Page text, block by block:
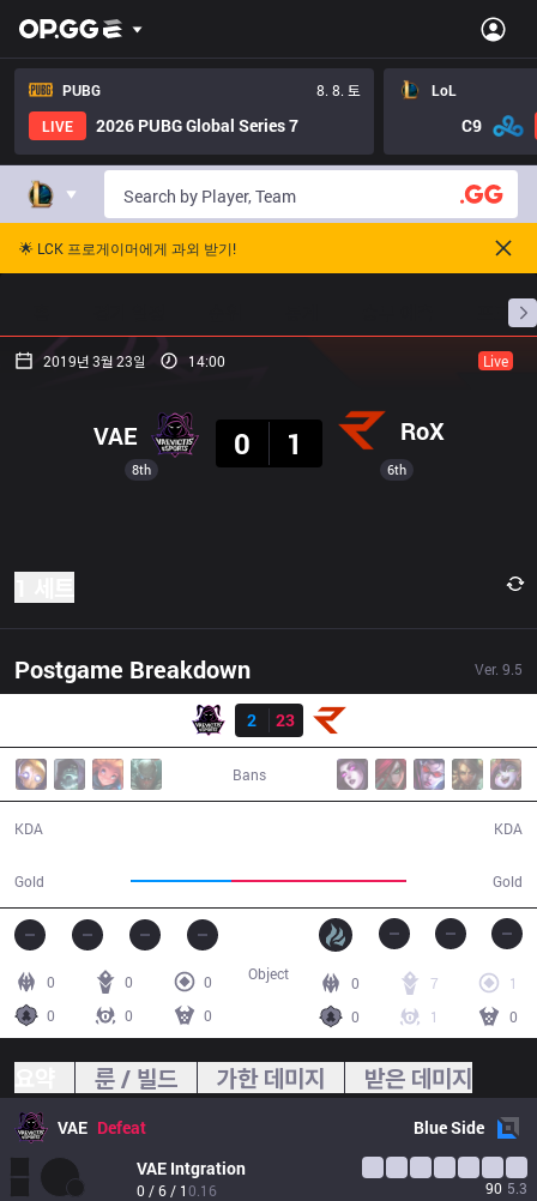
PUBG
8. 8. 토
LIVE
2026 PUBG Global Series 7
LoL
C9
🌟 LCK 프로게이머에게 과외 받기!
프로빌
2019년 3월 23일 14:00 Live
8th
VAE
0
1 RoX
6th
Postgame Breakdown Ver. 9.5
2
23
Bans
KDA
Gold Gold
KDA
0 0
0
0
0 0
0 7
1
0
1 0
Object
룬 / 빌드 가한 데미지 받은 데미지
VAE Defeat BlueSide
VAE Intgration
0 / 6 / 10.16 90 5.3